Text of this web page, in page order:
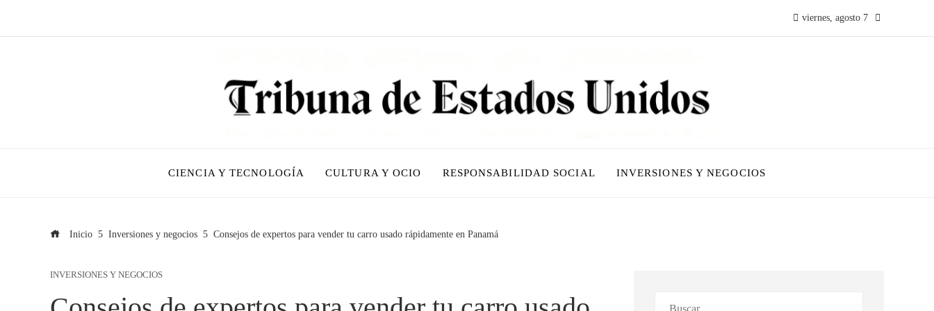
viernes, agosto 7
CIENCIA Y TECNOLOGÍA CULTURA Y OCIO RESPONSABILIDAD SOCIAL INVERSIONES Y NEGOCIOS
Inicio Inversiones y negocios Consejos de expertos para vender tu carro usado rápidamente en Panamá
INVERSIONES Y NEGOCIOS